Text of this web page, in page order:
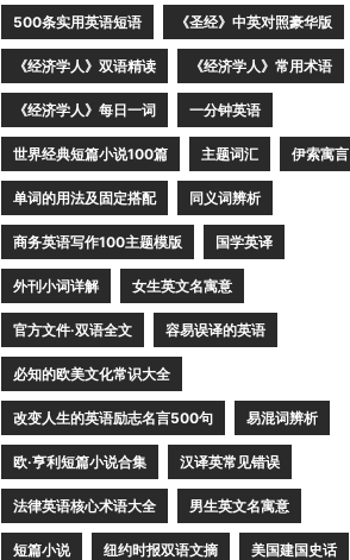
500条实用英语短语 《圣经》中英对照豪华版
《经济学人》双语精读 《经济学人》常用术语
《经济学人》每日一词 一分钟英语
世界经典短篇小说100篇 主题词汇 伊索寓言
单词的用法及固定搭配 同义词辨析
商务英语写作100主题模版 国学英译
外刊小词详解 女生英文名寓意
官方文件·双语全文 容易误译的英语
必知的欧美文化常识大全
改变人生的英语励志名言500句 易混词辨析
欧·亨利短篇小说合集 汉译英常见错误
法律英语核心术语大全 男生英文名寓意
短篇小说 纽约时报双语文摘 美国建国史话